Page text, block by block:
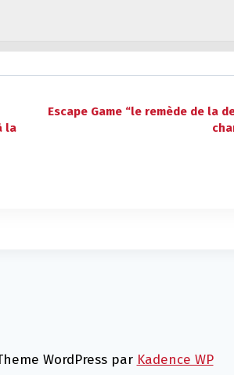
la
Escape Game “le remède de la
WordPress par Kadence WP